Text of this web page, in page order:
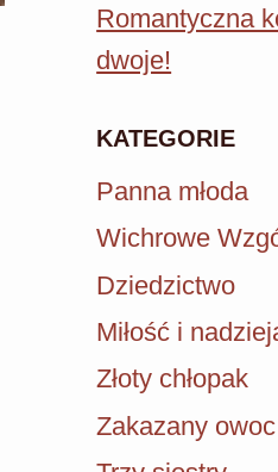
Romantyczna
dwoje!
KATEGORIE
Panna młoda
Wichrowe
Dziedzictwo
Miłość i
Złoty chłopak
Zakazany owoc